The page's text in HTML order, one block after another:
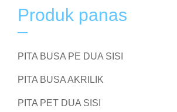
Produk panas
PITA BUSA PE DUA SISI
PITA BUSA AKRILIK
PITA PET DUA SISI